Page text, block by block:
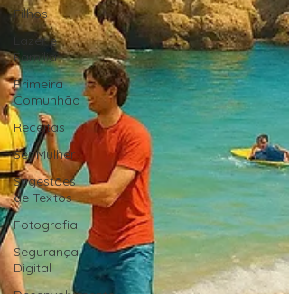
Filhos
Lazer e
Família
Primeira
Comunhão
Receitas
Ser Mulher
Sugestões
de Textos
Fotografia
Segurança
Digital